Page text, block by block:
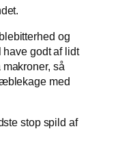
og
godt af lidt
så
med
stop spild af